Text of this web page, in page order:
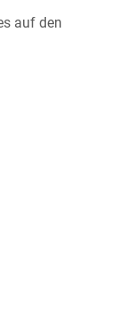
auf den